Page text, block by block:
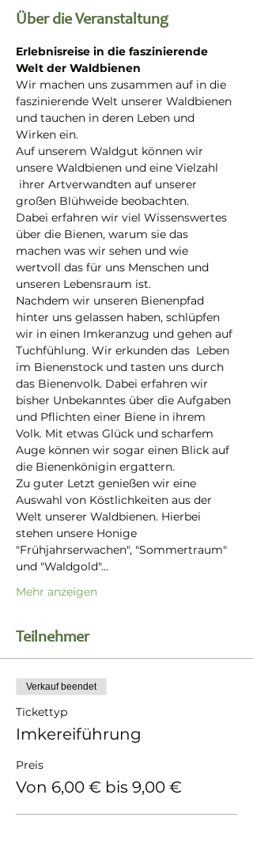
Über die Veranstaltung
Erlebnisreise in die faszinierende
Welt der Waldbienen
Wir machen uns zusammen auf in die
faszinierende Welt unserer Waldbienen
und tauchen in deren Leben und
Wirken ein.
Auf unserem Waldgut können wir
unsere Waldbienen und eine Vielzahl
ihrer Artverwandten auf unserer
großen Blühweide beobachten.
Dabei erfahren wir viel Wissenswertes
über die Bienen, warum sie das
machen was wir sehen und wie
wertvoll das für uns Menschen und
unseren Lebensraum ist.
Nachdem wir unseren Bienenpfad
hinter uns gelassen haben, schlüpfen
wir in einen Imkeranzug und gehen auf
Tuchfühlung. Wir erkunden das  Leben
im Bienenstock und tasten uns durch
das Bienenvolk. Dabei erfahren wir
bisher Unbekanntes über die Aufgaben
und Pflichten einer Biene in ihrem
Volk. Mit etwas Glück und scharfem
Auge können wir sogar einen Blick auf
die Bienenkönigin ergattern.
Zu guter Letzt genießen wir eine
Auswahl von Köstlichkeiten aus der
Welt unserer Waldbienen. Hierbei
stehen unsere Honige
"Frühjahrserwachen", "Sommertraum"
und "Waldgold"…
Mehr anzeigen
Teilnehmer
Verkauf beendet
Tickettyp
Imkereiführung
Preis
Von 6,00 € bis 9,00 €